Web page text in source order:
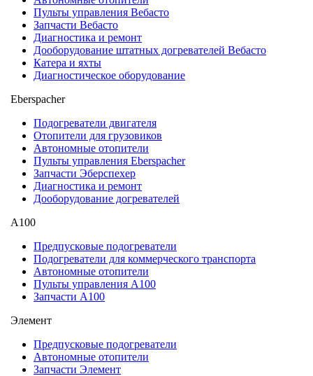
Пульты управления Вебасто
Запчасти Вебасто
Диагностика и ремонт
Дооборудование штатных догревателей Вебасто
Катера и яхты
Диагностическое оборудование
Eberspacher
Подогреватели двигателя
Отопители для грузовиков
Автономные отопители
Пульты управления Eberspacher
Запчасти Эберспехер
Диагностика и ремонт
Дооборудование догревателей
А100
Предпусковые подогреватели
Подогреватели для коммерческого транспорта
Автономные отопители
Пульты управления A100
Запчасти А100
Элемент
Предпусковые подогреватели
Автономные отопители
Запчасти Элемент